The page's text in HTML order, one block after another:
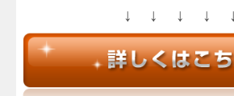
↓ ↓ ↓ ↓